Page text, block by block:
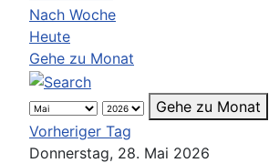
Nach Woche
Heute
Gehe zu Monat
Gehe zu Monat
Vorheriger Tag
Donnerstag, 28. Mai 2026